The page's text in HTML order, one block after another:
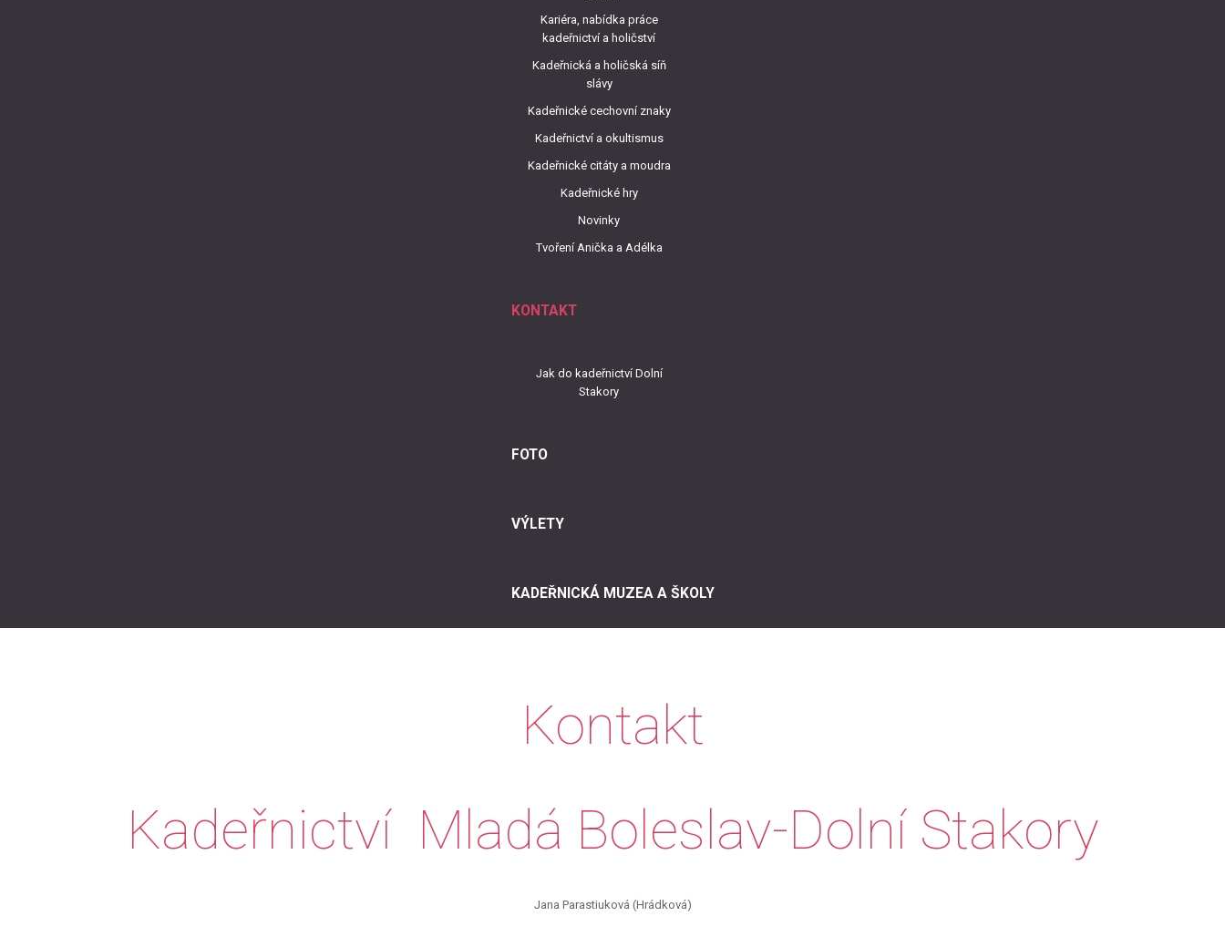
Kariéra, nabídka práce
kadeřnictví a holičství
Kadeřnická a holičská síň
slávy
Kadeřnické cechovní znaky
Kadeřnictví a okultismus
Kadeřnické citáty a moudra
Kadeřnické hry
Novinky
Tvoření Anička a Adélka
KONTAKT
Jak do kadeřnictví Dolní
Stakory
FOTO
VÝLETY
KADEŘNICKÁ MUZEA A ŠKOLY
Kontakt
Kadeřnictví Mladá Boleslav-Dolní Stakory
Jana Parastiuková (Hrádková)